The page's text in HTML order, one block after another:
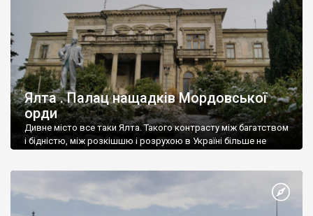
Ялта . Палац нащадків Мордовської
орди
Дивне місто все таки Ялта. Такого контрасту між багатством
і бідністю, між розкішшю і розрухою в Україні більше не